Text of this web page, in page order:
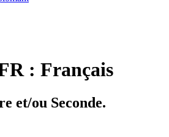
: Français
et/ou Seconde.